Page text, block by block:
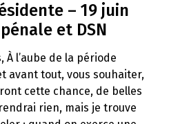
– 19 juin
et DSN
l’aube de la période
avant tout, vous souhaiter,
cette chance, de belles
rien, mais je trouve